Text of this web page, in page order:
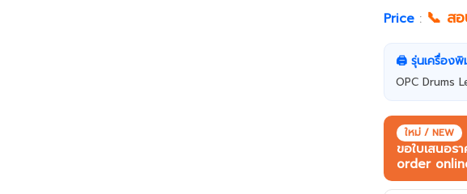
Price : 📞 ส
🖨️ รุ่นเครื่อง
OPC Drums
ใหม่ / NEW
ขอใบเสนอ
order